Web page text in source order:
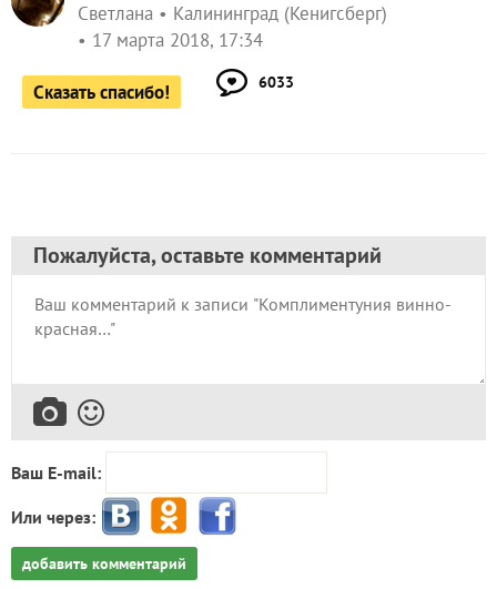
Светлана
Калининград (Кенигсберг)
17 марта 2018, 17:34
Сказать спасибо! 6033
Пожалуйста, оставьте комментарий
Ваш E-mail:
Или через:
добавить комментарий